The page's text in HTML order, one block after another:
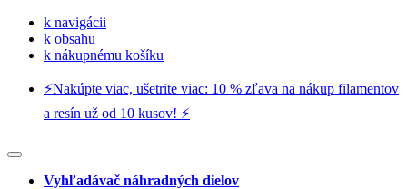
k navigácii
k obsahu
k nákupnému košíku
⚡️Nakúpte viac, ušetrite viac: 10 % zľava na nákup filamentov
a resín už od 10 kusov! ⚡️
Vyhľadávač náhradných dielov